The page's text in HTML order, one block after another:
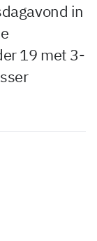
in
19 met 3-